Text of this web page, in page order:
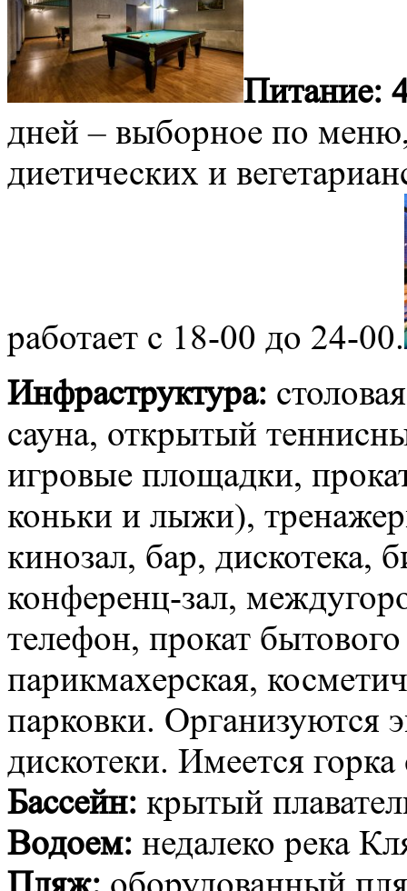
Питание:
дней – выборное по
диетических и
работает с 18-00 до 24-00.
Инфраструктура:
сауна, открытый
игровые площадки,
коньки и лыжи),
кинозал, бар, дискотека,
конференц-зал,
телефон, прокат
парикмахерская,
парковки. Организуются
дискотеки. Имеется
Бассейн: крытый
Водоем: недалеко река